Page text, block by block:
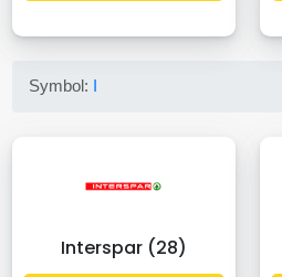
Symbol: I
Interspar (28)